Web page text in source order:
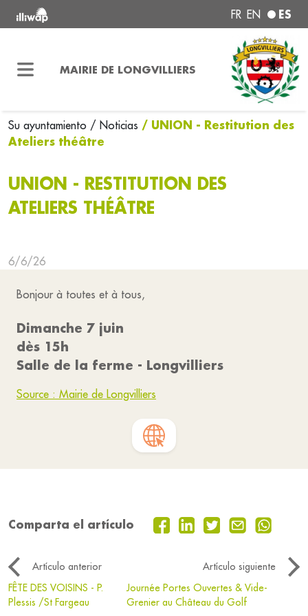
FR EN ES
MAIRIE DE LONGVILLIERS
Su ayuntamiento / Noticias / UNION - Restitution des
Ateliers théâtre
UNION - RESTITUTION DES
ATELIERS THÉÂTRE
6/6/26
Bonjour à toutes et à tous,
Dimanche 7 juin
dès 15h
Salle de la ferme - Longvilliers
Source : Mairie de Longvilliers
Comparta el artículo
Artículo anterior
Artículo siguiente
FÊTE DES VOISINS - P.
Plessis /St Fargeau
Journée Portes Ouvertes & Vide-
Grenier au Château du Golf